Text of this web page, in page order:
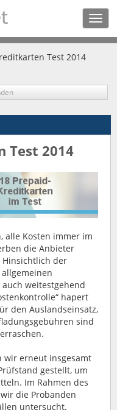
Test 2014
Test 2014
alle Kosten immer im
die Anbieter
der
weitestgehend
hapert
den Auslandseinsatz,
sind
wir erneut insgesamt
gestellt, um
Im Rahmen des
die Probanden
untersucht.